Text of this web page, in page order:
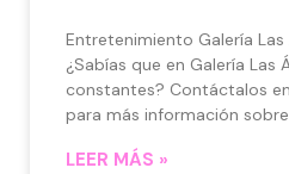
Entretenimiento Galería
¿Sabías que en Galería Las
constantes? Contáctalos
para más información
LEER MÁS »